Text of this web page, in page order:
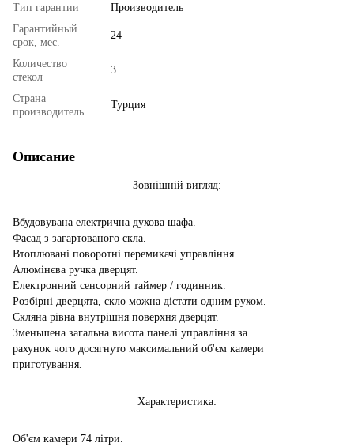
Тип гарантии
Производитель
Гарантийный
срок, мес.
24
Количество
стекол
3
Страна
производитель
Турция
Описание
Зовнішній вигляд:
Вбудовувана електрична духова шафа.
Фасад з загартованого скла.
Втоплювані поворотні перемикачі управління.
Алюмінєва ручка дверцят.
Електронний сенсорний таймер / годинник.
Розбірні дверцята, скло можна дістати одним рухом.
Скляна рівна внутрішня поверхня дверцят.
Зменьшена загальна висота панелі управління за
рахунок чого досягнуто максимальний об'єм камери
приготування.
Характеристика:
Об'єм камери 74 літри.